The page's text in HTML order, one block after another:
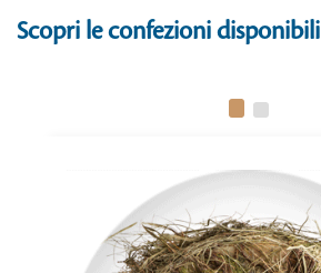
Scopri le confezioni disponibili